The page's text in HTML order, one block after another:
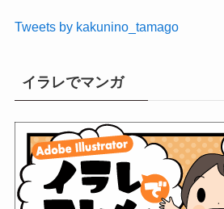
Tweets by kakunino_tamago
イラレでマンガ